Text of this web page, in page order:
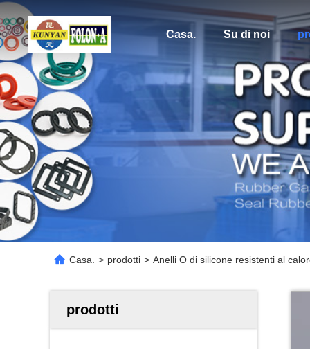
Casa. Su di noi
Casa. > prodotti > Anelli O di silicone resistenti al
prodotti